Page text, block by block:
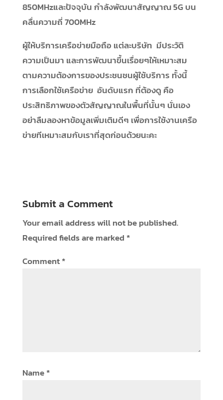
850MHzและปัจจุบัน กำลังพัฒนาสัญญาณ 5G บน
คลื่นความถี่ 700MHz
ผู้ให้บริการเครือข่ายมือถือ แต่ละบริษัท มีประวัติ
ความเป็นมา และการพัฒนาขึ้นเรื่อยๆให้เหมาะสม
ตามความต้องการของประชนชนผู้ใช้บริการ ทั้งนี้
การเลือกใช้เครือข่าย อันดับแรก ที่ต้องดู คือ
ประสิทธิภาพของตัวสัญญาณในพื้นที่นั้นๆ นั่นเอง
อย่าลืมลองหาข้อมูลเพิ่มเติมดีๆ เพื่อการใช้งานเครือ
ข่ายทีเหมาะสมกับเราที่สุดก่อนด้วยนะคะ
Submit a Comment
Your email address will not be published.
Required fields are marked *
Comment*
Name*